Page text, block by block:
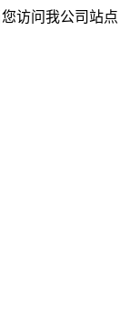
访问我公司站点